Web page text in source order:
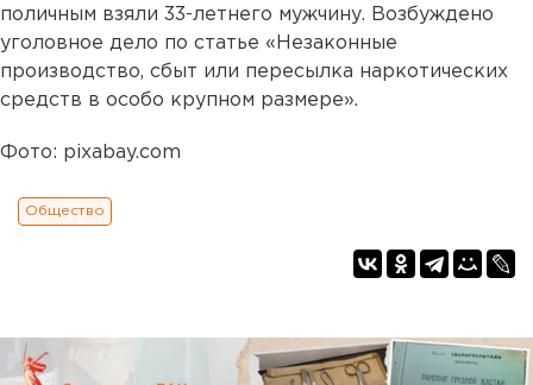
поличным взяли 33-летнего мужчину. Возбуждено
уголовное дело по статье «Незаконные
производство, сбыт или пересылка наркотических
средств в особо крупном размере».
Фото: pixabay.com
Общество